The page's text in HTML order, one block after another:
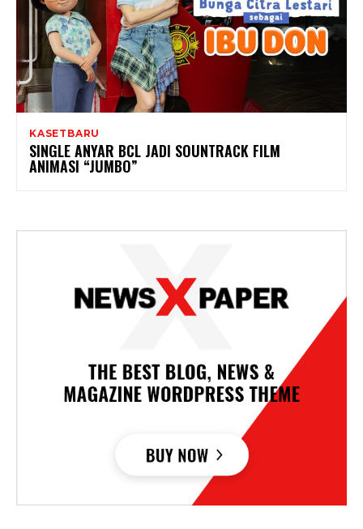
KASETBARU
SINGLE ANYAR BCL JADI SOUNTRACK FILM
ANIMASI “JUMBO”